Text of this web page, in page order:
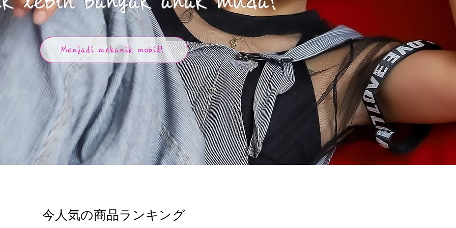
Menjadi mekanik mobil!
今人気の商品ランキング